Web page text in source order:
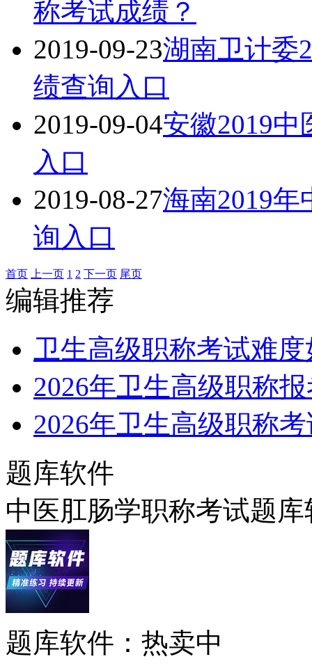
称考试成绩？
2019-09-23湖南卫计委
绩查询入口
2019-09-04安徽2019
入口
2019-08-27海南2019
询入口
首页 上一页 1 2 下一页 尾页
编辑推荐
卫生高级职称考试难
2026年卫生高级职称
2026年卫生高级职称
题库软件
中医肛肠学职称考试题
题库软件：热卖中